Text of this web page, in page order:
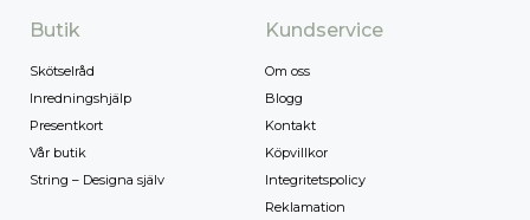
Butik
Skötselråd
Inredningshjälp
Presentkort
Vår butik
String – Designa själv
Kundservice
Om oss
Blogg
Kontakt
Köpvillkor
Integritetspolicy
Reklamation